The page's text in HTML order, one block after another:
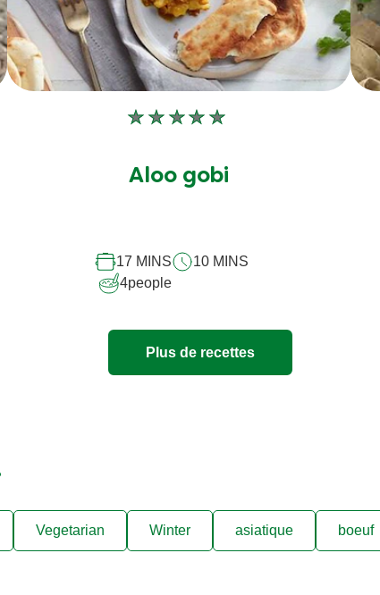
Aucune
soumise
Aloo gobi
17 MINS
10 MINS
4people
Plus de recettes
Vegetarian Winter asiatique boeuf